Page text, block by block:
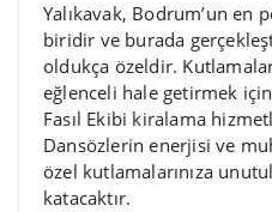
Yalıkavak, Bodrum’un
biridir ve burada
oldukça özeldir.
eğlenceli hale getirmek
Fasıl Ekibi kiralama
Dansözlerin enerjisi ve
özel kutlamalarınıza
katacaktır.